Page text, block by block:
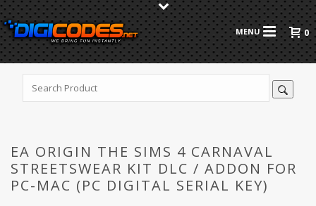
0
EA ORIGIN THE SIMS 4 CARNAVAL
STREETSWEAR KIT DLC / ADDON FOR
PC-MAC (PC DIGITAL SERIAL KEY)